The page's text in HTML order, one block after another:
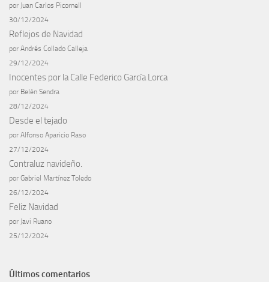
por Juan Carlos Picornell
30/12/2024
Reflejos de Navidad
por Andrés Collado Calleja
29/12/2024
Inocentes por la Calle Federico García Lorca
por Belén Sendra
28/12/2024
Desde el tejado
por Alfonso Aparicio Raso
27/12/2024
Contraluz navideño.
por Gabriel Martínez Toledo
26/12/2024
Feliz Navidad
por Javi Ruano
25/12/2024
Últimos comentarios